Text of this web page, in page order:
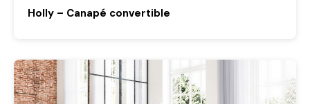
Holly – Canapé convertible